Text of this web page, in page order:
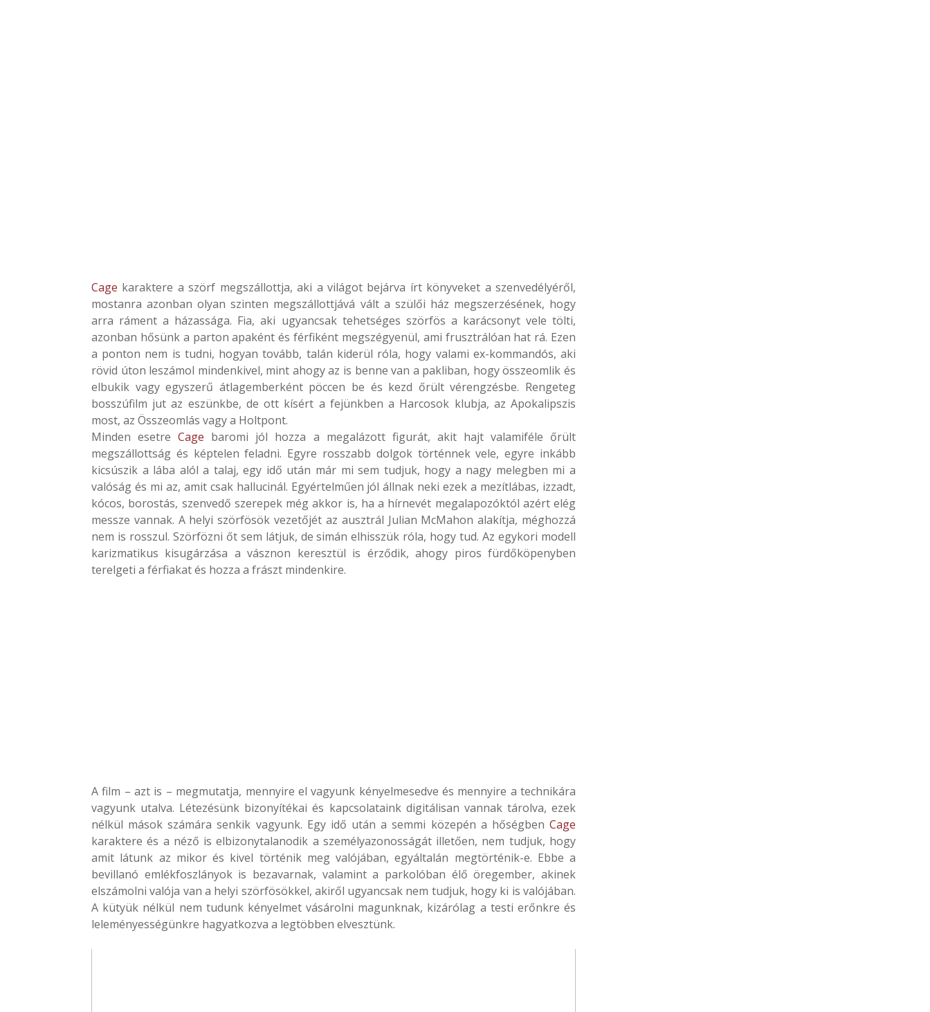
Cage karaktere a szörf megszállottja, aki a világot bejárva írt könyveket a szenvedélyéről,
mostanra azonban olyan szinten megszállottjává vált a szülői ház megszerzésének, hogy
arra ráment a házassága. Fia, aki ugyancsak tehetséges szörfös a karácsonyt vele tölti,
azonban hősünk a parton apaként és férfiként megszégyenül, ami frusztrálóan hat rá. Ezen
a ponton nem is tudni, hogyan tovább, talán kiderül róla, hogy valami ex-kommandós, aki
rövid úton leszámol mindenkivel, mint ahogy az is benne van a pakliban, hogy összeomlik és
elbukik vagy egyszerű átlagemberként pöccen be és kezd őrült vérengzésbe. Rengeteg
bosszúfilm jut az eszünkbe, de ott kísért a fejünkben a Harcosok klubja, az Apokalipszis
most, az Összeomlás vagy a Holtpont.
Minden esetreCage baromi jól hozza a megalázott figurát, akit hajt valamiféle őrült
megszállottság és képtelen feladni. Egyre rosszabb dolgok történnek vele, egyre inkább
kicsúszik a lába alól a talaj, egy idő után már mi sem tudjuk, hogy a nagy melegben mi a
valóság és mi az, amit csak hallucinál. Egyértelműen jól állnak neki ezek a mezítlábas, izzadt,
kócos, borostás, szenvedő szerepek még akkor is, ha a hírnevét megalapozóktól azért elég
messze vannak. A helyi szörfösök vezetőjét az ausztrál Julian McMahon alakítja, méghozzá
nem is rosszul. Szörfözni őt sem látjuk, de simán elhisszük róla, hogy tud. Az egykori modell
karizmatikus kisugárzása a vásznon keresztül is érződik, ahogy piros fürdőköpenyben
terelgeti a férfiakat és hozza a frászt mindenkire.
A film – azt is – megmutatja, mennyire el vagyunk kényelmesedve és mennyire a technikára
vagyunk utalva. Létezésünk bizonyítékai és kapcsolataink digitálisan vannak tárolva, ezek
nélkül mások számára senkik vagyunk. Egy idő után a semmi közepén a hőségben Cage
karaktere és a néző is elbizonytalanodik a személyazonosságát illetően, nem tudjuk, hogy
amit látunk az mikor és kivel történik meg valójában, egyáltalán megtörténik-e. Ebbe a
bevillanó emlékfoszlányok is bezavarnak, valamint a parkolóban élő öregember, akinek
elszámolni valója van a helyi szörfösökkel, akiről ugyancsak nem tudjuk, hogy ki is valójában.
A kütyük nélkül nem tudunk kényelmet vásárolni magunknak, kizárólag a testi erőnkre és
leleményességünkre hagyatkozva a legtöbben elvesztünk.